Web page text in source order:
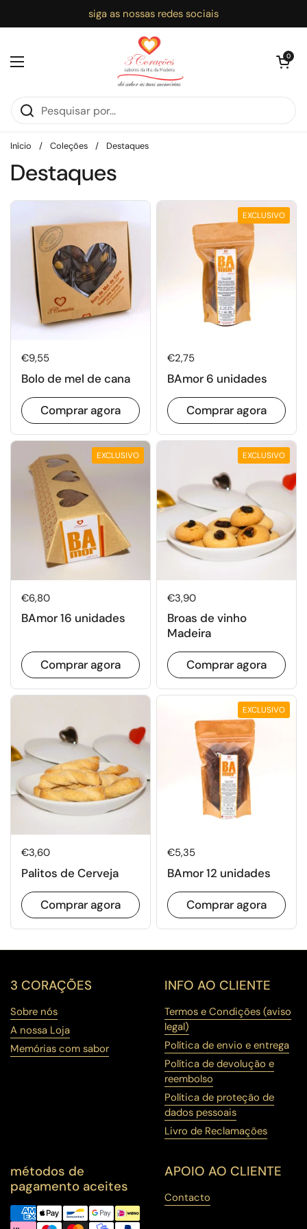
siga as nossas redes sociais
Abrir menu
Abrir
0
Início / Coleções / Destaques
Destaques
Preço normal
€9,55
Bolo de mel de cana
Comprar agora
Preço normal
€2,75
BAmor 6 unidades
Comprar agora
EXCLUSIVO
Preço normal
€6,80
BAmor 16 unidades
Comprar agora
EXCLUSIVO
Preço normal
€3,90
Broas de vinho
Madeira
Comprar agora
EXCLUSIVO
Preço normal
€3,60
Palitos de Cerveja
Comprar agora
Preço normal
€5,35
BAmor 12 unidades
Comprar agora
EXCLUSIVO
3 CORAÇÕES
Sobre nós
A nossa Loja
Memórias com sabor
INFO AO CLIENTE
Termos e Condições (aviso
legal)
Política de envio e entrega
Política de devolução e
reembolso
Política de proteção de
dados pessoais
Livro de Reclamações
métodos de
pagamento aceites
APOIO AO CLIENTE
Contacto